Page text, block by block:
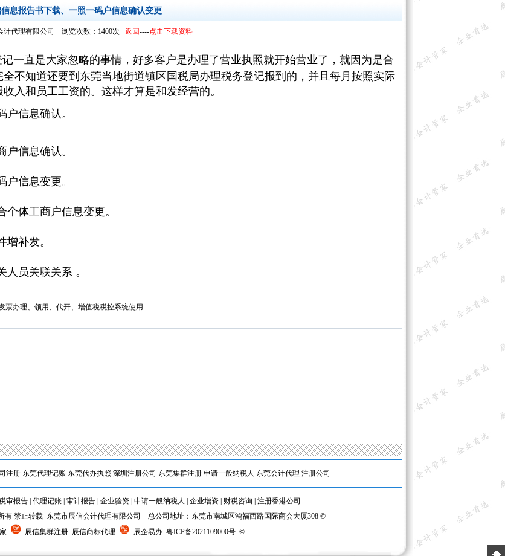
息报告书下载、一照一码户信息确认变更
计代理有限公司 浏览次数：1400次 返回----点击下载资料
一直是大家忽略的事情，好多客户是办理了营业执照就开始营业了，就因为是合
全不知道还要到东莞当地街道镇区国税局办理税务登记报到的，并且每月按照实际
入和员工工资的。这样才算是和发经营的。
户信息确认。
户信息确认。
户信息变更。
个体工商户信息变更。
增补发。
人员关联关系 。
票办理、领用、代开、增值税税控系统使用
注册 东莞代理记账 东莞代办执照 深圳注册公司 东莞集群注册 申请一般纳税人 东莞会计代理 注册公司
审报告 代理记账 审计报告 企业验资 申请一般纳税人 企业增资 财税咨询
注册香港公司
禁止转载 东莞市辰信会计代理有限公司 总公司地址：东莞市南城区鸿福西路国际商会大厦308 ©
辰信集群注册 辰信商标代理 辰企易办 粤ICP备2021109000号©